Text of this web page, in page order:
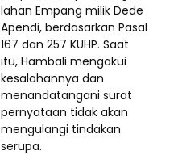
lahan Empang milik Dede
Apendi, berdasarkan Pasal
167 dan 257 KUHP. Saat
itu, Hambali mengakui
kesalahannya dan
menandatangani surat
pernyataan tidak akan
mengulangi tindakan
serupa.